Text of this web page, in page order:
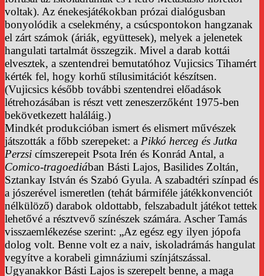
voltak). Az énekesjátékokban prózai dialógusban
bonyolódik a cselekmény, a csúcspontokon hangzanak
el zárt számok (áriák, együttesek), melyek a jelenetek
hangulati tartalmát összegzik. Mivel a darab kottái
elvesztek, a szentendrei bemutatóhoz Vujicsics Tihamért
kérték fel, hogy korhű stílusimitációt készítsen.
(Vujicsics később további szentendrei előadások
létrehozásában is részt vett zeneszerzőként 1975-ben
bekövetkezett haláláig.)
Mindkét produkcióban ismert és elismert művészek
játszották a főbb szerepeket: a Pikkó herceg és Jutka
Perzsi címszerepeit Psota Irén és Konrád Antal, a
Comico-tragoediában Básti Lajos, Basilides Zoltán,
Sztankay István és Szabó Gyula. A szabadtéri színpad és
a jószerével ismeretlen (tehát bármiféle játékkonvenciót
nélkülöző) darabok oldottabb, felszabadult játékot tettek
lehetővé a résztvevő színészek számára. Ascher Tamás
visszaemlékezése szerint: „Az egész egy ilyen jópofa
dolog volt. Benne volt ez a naiv, iskoladrámás hangulat
vegyítve a korabeli gimnáziumi színjátszással.
Ugyanakkor Básti Lajos is szerepelt benne, a maga